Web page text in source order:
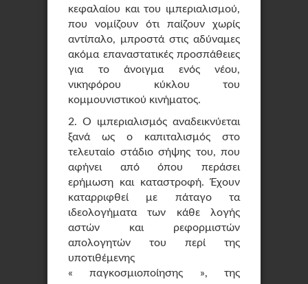
κεφαλαίου και του ιμπεριαλισμού,
που νομίζουν ότι παίζουν χωρίς
αντίπαλο, μπροστά στις αδύναμες
ακόμα επαναστατικές προσπάθειες
για το άνοιγμα ενός νέου,
νικηφόρου κύκλου του
κομμουνιστικού κινήματος.
2. Ο ιμπεριαλισμός αναδεικνύεται
ξανά ως ο καπιταλισμός στο
τελευταίο στάδιο σήψης του, που
αφήνει από όπου περάσει
ερήμωση και καταστροφή. Έχουν
καταρριφθεί με πάταγο τα
ιδεολογήματα των κάθε λογής
αστών και ρεφορμιστών
απολογητών του περί της
υποτιθέμενης
« παγκοσμιοποίησης », της